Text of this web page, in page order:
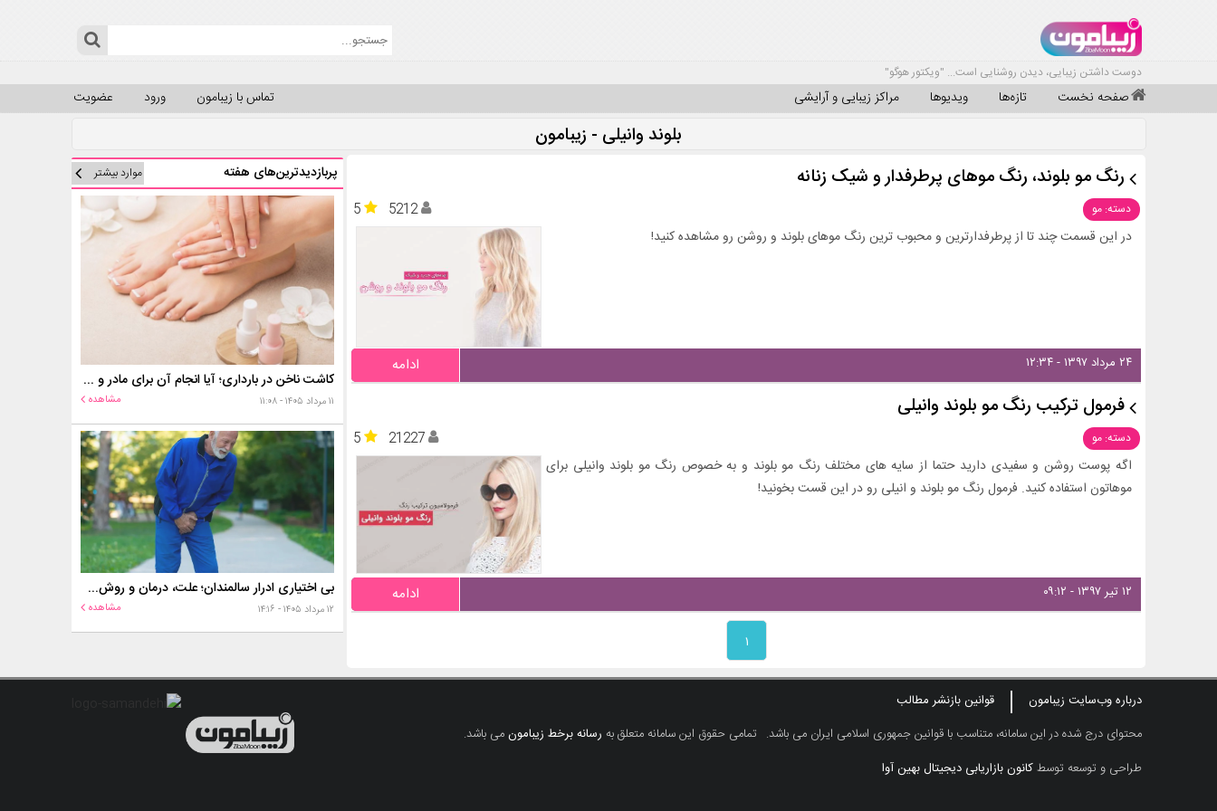
دوست داشتن زیبایی، دیدن روشنایی است... "ویکتور هوگو"
صفحه نخست تازه‌ها ویدیوها مراکز زیبایی و آرایشی عضویت ورود تماس با زیبامون
بلوند وانیلی - زیبامون
رنگ مو بلوند، رنگ موهای پرطرفدار و شیک زنانه
دسته: مو 5
5212
در این قسمت چند تا از پرطرفدارترین و محبوب ترین رنگ موهای بلوند و روشن رو مشاهده کنید!
۲۴ مرداد ۱۳۹۷ - ۱۲:۳۴ ادامه
فرمول ترکیب رنگ مو بلوند وانیلی
دسته: مو 5
21227
اگه پوست روشن و سفیدی دارید حتما از سایه های مختلف رنگ مو بلوند و به خصوص رنگ مو بلوند وانیلی برای
موهاتون استفاده کنید. فرمول رنگ مو بلوند و انیلی رو در این قست بخونید!
۱۲ تیر ۱۳۹۷ - ۰۹:۱۲ ادامه
۱
پربازدیدترین‌های هفته موارد بیشتر
کاشت ناخن در بارداری؛ آیا انجام آن برای مادر و جنین خطر دارد؟
۱۱ مرداد ۱۴۰۵ - ۱۱:۰۸ مشاهده
بی اختیاری ادرار سالمندان؛ علت، درمان و روش‌های کنترل در منزل
۱۲ مرداد ۱۴۰۵ - ۱۴:۱۶ مشاهده
درباره وب‌سایت زیبامون
قوانین بازنشر مطالب
محتوای درج شده در این سامانه، متناسب با قوانین جمهوری اسلامی ایران می باشد. تمامی حقوق این سامانه متعلق به رسانه برخط زیبامونمی باشد.
طراحی و توسعه توسطکانون بازاریابی دیجیتال بهین آوا